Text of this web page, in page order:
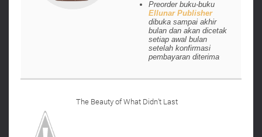
Preorder buku-buku
Ellunar Publisher
dibuka sampai akhir
bulan dan akan dicetak
setiap awal bulan
setelah konfirmasi
pembayaran diterima
The Beauty of What Didn’t Last